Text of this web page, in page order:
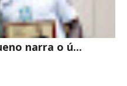
narra o ú...